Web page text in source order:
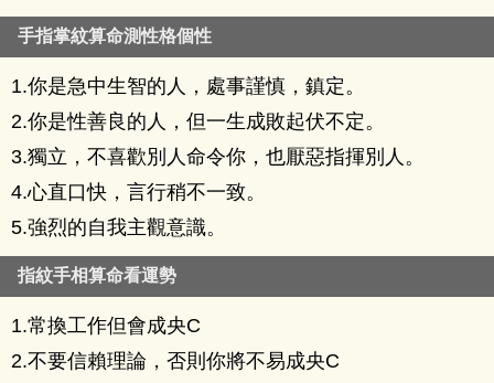
手指掌紋算命測性格個性
1.你是急中生智的人，處事謹慎，鎮定。
2.你是性善良的人，但一生成敗起伏不定。
3.獨立，不喜歡別人命令你，也厭惡指揮別人。
4.心直口快，言行稍不一致。
5.強烈的自我主觀意識。
指紋手相算命看運勢
1.常換工作但會成央C
2.不要信賴理論，否則你將不易成央C